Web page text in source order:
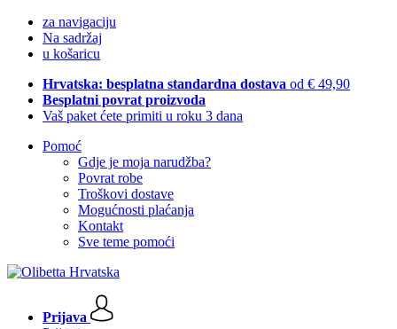
za navigaciju
Na sadržaj
u košaricu
Hrvatska: besplatna standardna dostava od € 49,90
Besplatni povrat proizvoda
Vaš paket ćete primiti u roku 3 dana
Pomoć
Gdje je moja narudžba?
Povrat robe
Troškovi dostave
Mogućnosti plaćanja
Kontakt
Sve teme pomoći
Prijava